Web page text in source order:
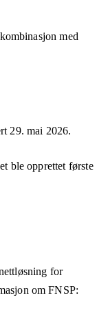
med
29. mai 2026.
ble opprettet første
for
om FNSP: